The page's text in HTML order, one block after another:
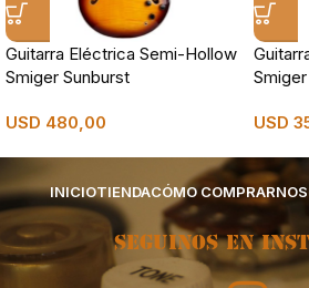
Guitarra Eléctrica Semi-Hollow
Smiger Sunburst
USD 480,00 USD
INICIOTIENDACÓMO COMPRAR
SEGUINOS EN